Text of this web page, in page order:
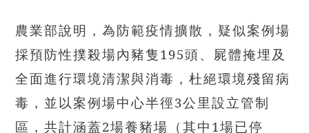
農業部說明，為防範疫情擴散，疑似案例場
採預防性撲殺場內豬隻195頭、屍體掩埋及
全面進行環境清潔與消毒，杜絕環境殘留病
毒，並以案例場中心半徑3公里設立管制
區，共計涵蓋2場養豬場（其中1場已停